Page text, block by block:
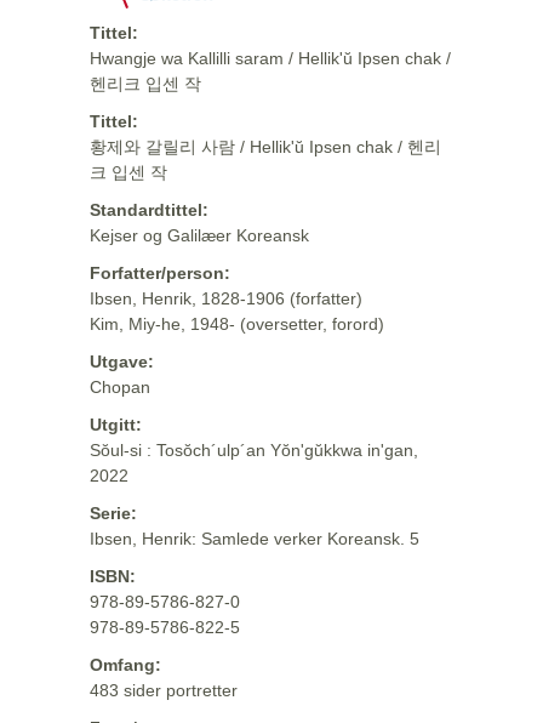
Tittel:
Hwangje wa Kallilli saram / Hellik'ŭ Ipsen chak /
헨리크 입센 작
Tittel:
황제와 갈릴리 사람 / Hellik'ŭ Ipsen chak / 헨리
크 입센 작
Standardtittel:
Kejser og Galilæer Koreansk
Forfatter/person:
Ibsen, Henrik, 1828-1906 (forfatter)
Kim, Miy-he, 1948- (oversetter, forord)
Utgave:
Chopan
Utgitt:
Sŏul-si : Tosŏch´ulp´an Yŏn'gŭkkwa in'gan,
2022
Serie:
Ibsen, Henrik: Samlede verker Koreansk. 5
ISBN:
978-89-5786-827-0
978-89-5786-822-5
Omfang:
483 sider portretter